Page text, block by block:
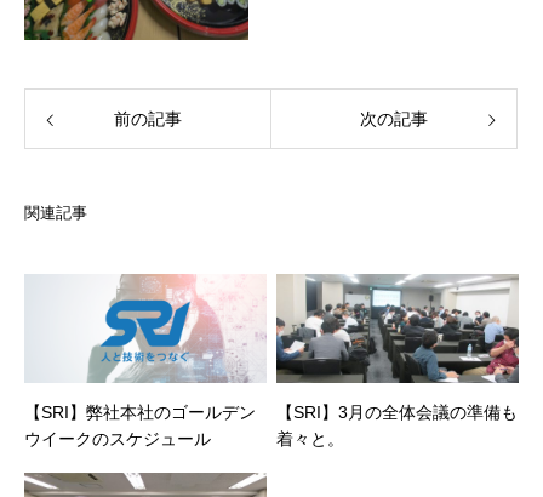
前の記事 次の記事
関連記事
【SRI】弊社本社のゴールデン
ウイークのスケジュール
【SRI】3月の全体会議の準備も
着々と。